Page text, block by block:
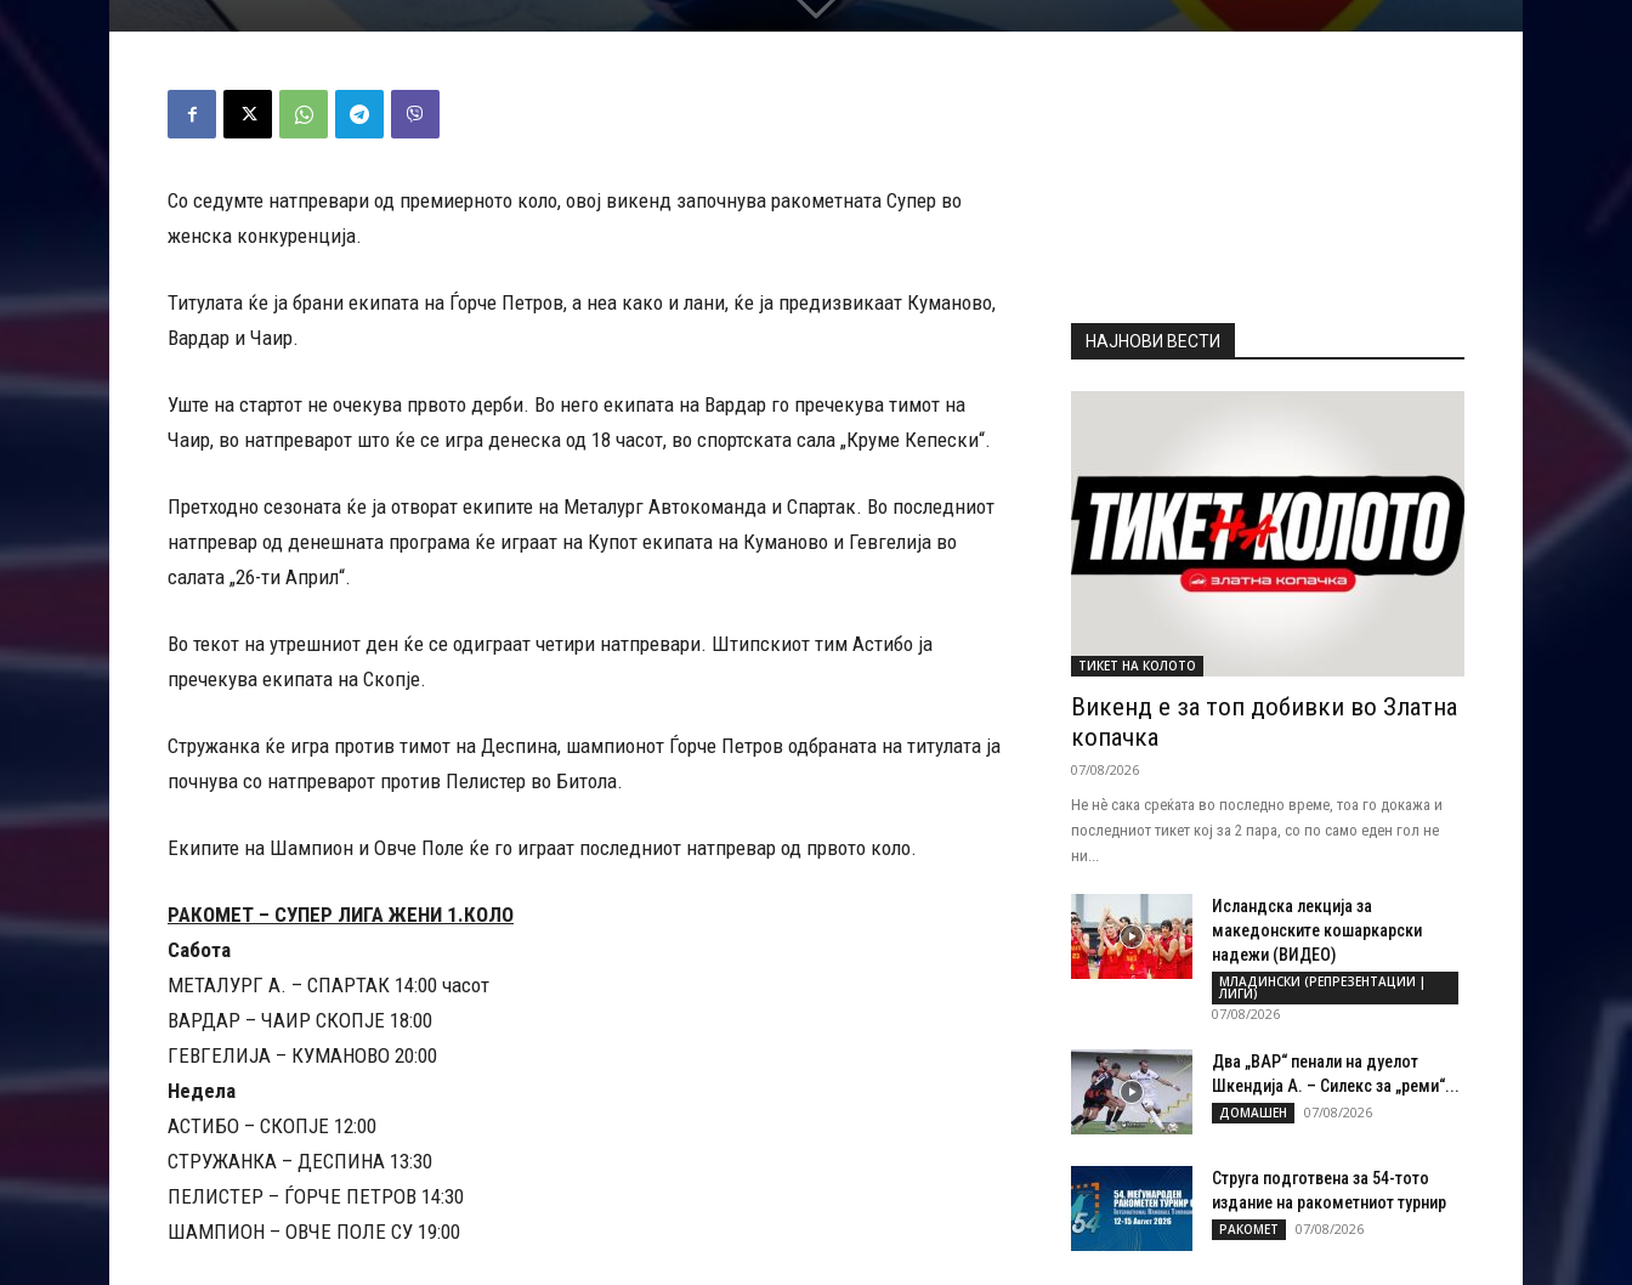
Со седумте натпревари од премиерното коло, овој викенд започнува ракометната Супер во
женска конкуренција.
Титулата ќе ја брани екипата на Ѓорче Петров, а неа како и лани, ќе ја предизвикаат Куманово,
Вардар и Чаир.
Уште на стартот не очекува првото дерби. Во него екипата на Вардар го пречекува тимот на
Чаир, во натпреварот што ќе се игра денеска од 18 часот, во спортската сала „Круме Кепески“.
Претходно сезоната ќе ја отворат екипите на Металург Автокоманда и Спартак. Во последниот
натпревар од денешната програма ќе играат на Купот екипата на Куманово и Гевгелија во
салата „26-ти Април“.
Во текот на утрешниот ден ќе се одиграат четири натпревари. Штипскиот тим Астибо ја
пречекува екипата на Скопје.
Стружанка ќе игра против тимот на Деспина, шампионот Ѓорче Петров одбраната на титулата ја
почнува со натпреварот против Пелистер во Битола.
Екипите на Шампион и Овче Поле ќе го играат последниот натпревар од првото коло.
РАКОМЕТ – СУПЕР ЛИГА ЖЕНИ 1.КОЛО
Сабота
МЕТАЛУРГ А. – СПАРТАК 14:00 часот
ВАРДАР – ЧАИР СКОПЈЕ 18:00
ГЕВГЕЛИЈА – КУМАНОВО 20:00
Недела
АСТИБО – СКОПЈЕ 12:00
СТРУЖАНКА – ДЕСПИНА 13:30
ПЕЛИСТЕР – ЃОРЧЕ ПЕТРОВ 14:30
ШАМПИОН – ОВЧЕ ПОЛЕ СУ 19:00
НАЈНОВИ ВЕСТИ
ТИКЕТ НА КОЛОТО
Викенд е за топ добивки во Златна
копачка
07/08/2026
Не нѐ сака среќата во последно време, тоа го докажа и
последниот тикет кој за 2 пара, со по само еден гол не
ни...
Исландска лекција за
македонските кошаркарски
надежи (ВИДЕО)
МЛАДИНСКИ (РЕПРЕЗЕНТАЦИИ |
ЛИГИ)
07/08/2026
Два „ВАР“ пенали на дуелот
Шкендија А. – Силекс за „реми“...
ДОМАШЕН 07/08/2026
Струга подготвена за 54-тото
издание на ракометниот турнир
РАКОМЕТ 07/08/2026